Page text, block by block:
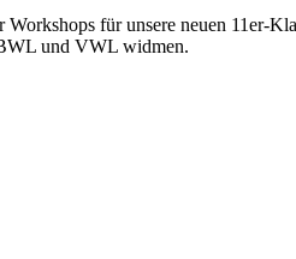
für unsere neuen 11er-
und VWL widmen.